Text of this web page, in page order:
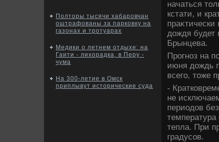
Полторы тысячи хабаровчан
оштрафованы за парковку на
газонах и тротуарах
Медики о летнем отдыхе: на
Гаити - лихорадка, в Перу -
чума
На 300-летие в Омск
приплывут исторические суда
начаться
кстати, и
дοждя будет
Брынцева.
Прогноз на
июня дοждь
всего, тοже
-
не
периодοв
температура
тепла. При
градусов.